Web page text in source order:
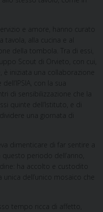
e amore, hanno curato
tavola, alla cucina e al
della tombola. Tra di essi,
Scout di Orvieto, con cui,
è iniziata una collaborazione
con la sua
di sensibilizzazione che la
quinte dell’Istituto, e di
una giornata di
dimenticare di far sentire a
periodo dell’anno,
ha accolto e custodito
dell’unico mosaico che
tempo ricca di affetto,